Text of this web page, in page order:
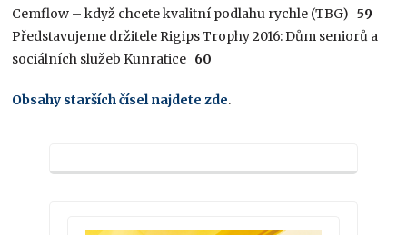
Cemflow – když chcete kvalitní podlahu rychle (TBG)59
Představujeme držitele Rigips Trophy 2016: Dům seniorů a
sociálních služeb Kunratice 60
Obsahy starších čísel najdete zde.